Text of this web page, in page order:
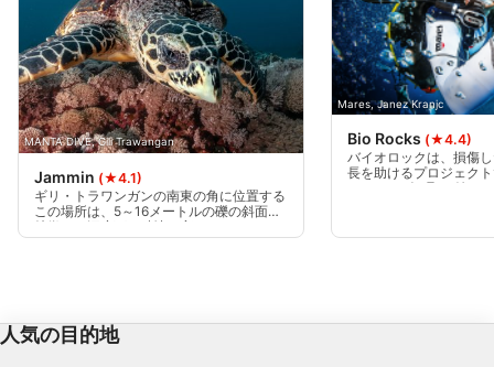
MANTA DIVE, Gili Trawangan
Jammin (★4.1)
ギリ・トラワンガンの南東の角に位置する
この場所は、5～16メートルの礫の斜面が
特徴で、深度下は砂地に変わる。
Mares, Janez Kranjc
Bio Rocks (★4.4)
バイオロックは、損傷
長を助けるプロジェク
きたサンゴを取り付け
人気の目的地
広告の選択のために制限付きデータを利用する
パーソナライズ広告のためにプロファイルを作
成する
パーソナライズ広告の選択のためにプロファイ
コンテンツをパーソナライズするためにプロフ
広告のパフォーマンスを測定する